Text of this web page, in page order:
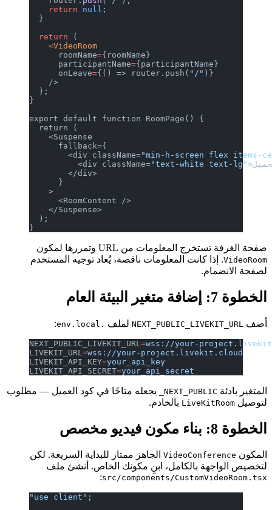
    return
null
  }
  return
(
    <
VideoRoom
      roomName
= {roomName}
      participantName
= {participantName}
      onLeave
= {() => router.push( "/" )}
    />
  );
export default function RoomPage() {
  return (
    <Suspense
      fallback={
        <div className=
"min-h-screen flex
          <div className=
"text-white text-lg"
        </div>
      }
    >
      <RoomContent />
    </Suspense>
  );
صفحة الغرفة تستخرج المعلومات من URL وتمررها لمكون
VideoRoom. إذا كانت المعلومات ناقصة، يُعاد توجيه المستخدم
لصفحة الانضمام.
الخطوة 7: إضافة متغير البيئة العام
أضف NEXT_PUBLIC_LIVEKIT_URLلملف .env.local
:
NEXT_PUBLIC_LIVEKIT_URL=wss://your-
LIVEKIT_URL=wss://your-project.livekit.cloud
LIVEKIT_API_KEY=your_api_key
LIVEKIT_API_SECRET=your_api_secret
المتغير بادئةNEXT_PUBLIC_
يجعله متاحًا في كود العميل — مطلوب
لتوصيل LiveKitRoom بالخادم.
الخطوة 8: بناء مكون فيديو مخصص
المكونVideoConferenceالجاهز ممتاز للبداية السريعة. لكن
لتخصيص الواجهة بالكامل، ابنِ مكونك الخاص. أنشئ ملف
src/components/CustomVideoRoom.tsx
:
"use client"